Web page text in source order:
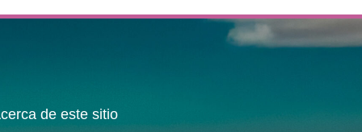
de este sitio